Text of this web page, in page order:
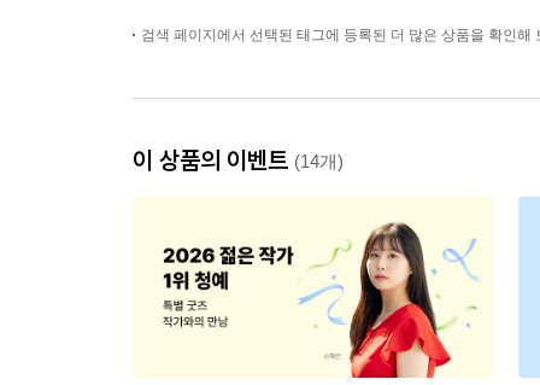
검색 페이지에서 선택된 태그에 등록된 더 많은 상품을 확인해
이 상품의 이벤트 (14개)